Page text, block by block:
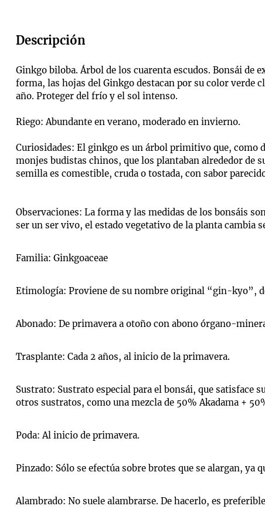
Descripción
Ginkgo biloba. Árbol de los cuarenta escudos. Bonsái de
forma, las hojas del Ginkgo destacan por su color verde
año. Proteger del frío y el sol intenso.
Riego: Abundante en verano, moderado en invierno.
Curiosidades: El ginkgo es un árbol primitivo que, como
monjes budistas chinos, que los plantaban alrededor de
semilla es comestible, cruda o tostada, con sabor
Observaciones: La forma y las medidas de los bonsáis
ser un ser vivo, el estado vegetativo de la planta cambia
Familia: Ginkgoaceae
Etimología: Proviene de su nombre original “gin-kyo”,
Abonado: De primavera a otoño con abono órgano-
Trasplante: Cada 2 años, al inicio de la primavera.
Sustrato: Sustrato especial para el bonsái, que satisface
otros sustratos, como una mezcla de 50% Akadama +
Poda: Al inicio de primavera.
Pinzado: Sólo se efectúa sobre brotes que se alargan, ya
Alambrado: No suele alambrarse. De hacerlo, es